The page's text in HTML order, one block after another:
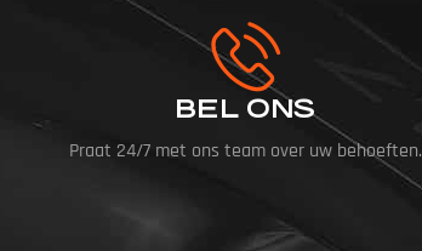
BEL ONS
Praat 24/7 met ons team over uw behoeften.